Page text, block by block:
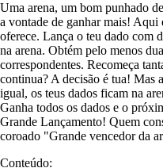
Uma arena, um bom punhado
a vontade de ganhar mais! Aqui
oferece. Lança o teu dado com
na arena. Obtém pelo menos
correspondentes. Recomeça
continua? A decisão é tua! Mas
igual, os teus dados ficam na
Ganha todos os dados e o
Grande Lançamento! Quem
coroado "Grande vencedor da
Conteúdo: